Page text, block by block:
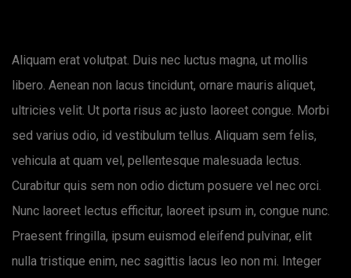
Aliquam erat volutpat. Duis nec luctus magna, ut mollis
libero. Aenean non lacus tincidunt, ornare mauris aliquet,
ultricies velit. Ut porta risus ac justo laoreet congue. Morbi
sed varius odio, id vestibulum tellus. Aliquam sem felis,
vehicula at quam vel, pellentesque malesuada lectus.
Curabitur quis sem non odio dictum posuere vel nec orci.
Nunc laoreet lectus efficitur, laoreet ipsum in, congue nunc.
Praesent fringilla, ipsum euismod eleifend pulvinar, elit
nulla tristique enim, nec sagittis lacus leo non mi. Integer